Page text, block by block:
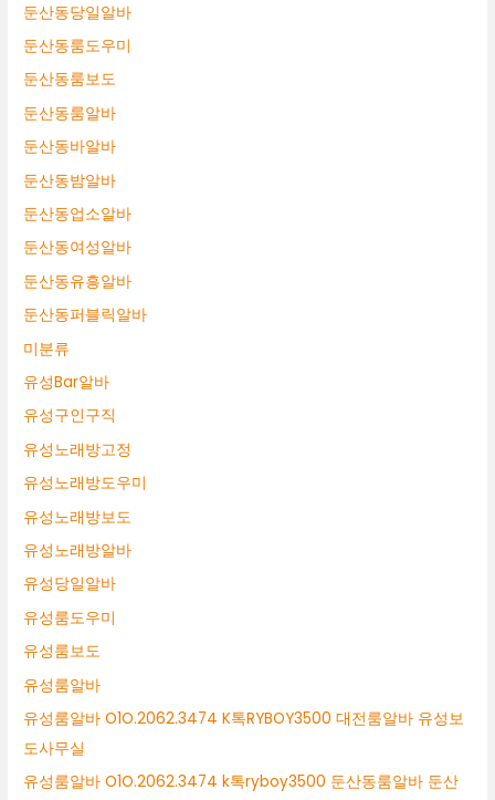
둔산동당일알바
둔산동룸도우미
둔산동룸보도
둔산동룸알바
둔산동바알바
둔산동밤알바
둔산동업소알바
둔산동여성알바
둔산동유흥알바
둔산동퍼블릭알바
미분류
유성Bar알바
유성구인구직
유성노래방고정
유성노래방도우미
유성노래방보도
유성노래방알바
유성당일알바
유성룸도우미
유성룸보도
유성룸알바
유성룸알바 O1O.2062.3474 K톡RYBOY3500 대전룸알바 유성보
도사무실
유성룸알바 O1O.2062.3474 k톡ryboy3500 둔산동룸알바 둔산